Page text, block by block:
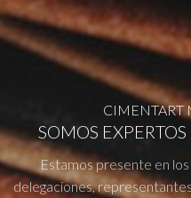
CIMENTART
SOMOS
Estamos presente en
delegaciones,